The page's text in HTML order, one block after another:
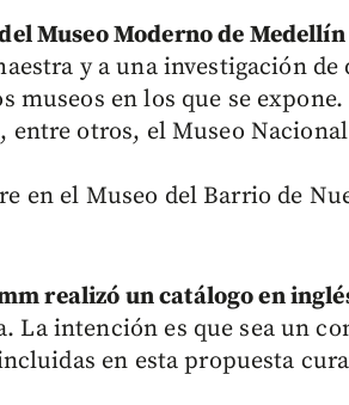
Museo Moderno de Medellín
y a una investigación de
museos en los que se
otros, el Museo
en el Museo del Barrio de
realizó un catálogo en
La intención es que sea un
en esta propuesta